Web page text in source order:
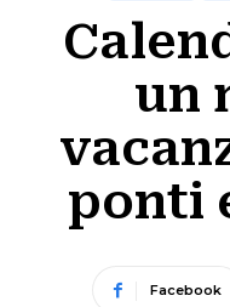
un
ponti
Facebook